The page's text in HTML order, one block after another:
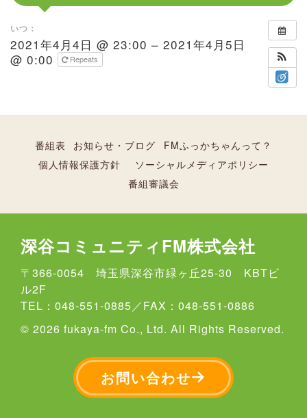
いつ：
2021年4月4日 @ 23:00 – 2021年4月5日
@ 0:00
Repeats
番組表 お知らせ・ブログ
FMふっかちゃんって？
個人情報保護方針
ソーシャルメディアポリシー
番組審議会
深谷コミュニティFM株式会社
〒366-0054 埼玉県深谷市緑ヶ丘25-30 KBTビ
ル2F
TEL：048-551-0885／FAX：048-551-0886
© 2026 fukaya-fm Co., Ltd. All Rights Reserved.
お問い合わせ